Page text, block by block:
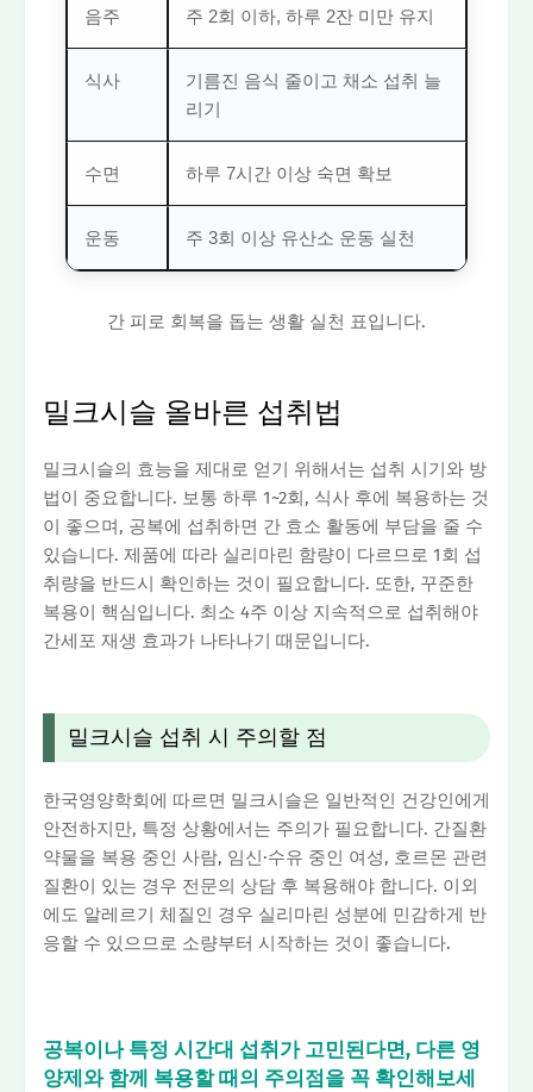
음주 주 2회 이하, 하루 2잔 미만 유지
식사
기름진 음식 줄이고 채소 섭취 늘
리기
수면 하루 7시간 이상 숙면 확보
운동 주 3회 이상 유산소 운동 실천
간 피로 회복을 돕는 생활 실천 표입니다.
밀크시슬 올바른 섭취법
밀크시슬의 효능을 제대로 얻기 위해서는 섭취 시기와 방
법이 중요합니다. 보통 하루 1~2회, 식사 후에 복용하는 것
이 좋으며, 공복에 섭취하면 간 효소 활동에 부담을 줄 수
있습니다. 제품에 따라 실리마린 함량이 다르므로 1회 섭
취량을 반드시 확인하는 것이 필요합니다. 또한, 꾸준한
복용이 핵심입니다. 최소 4주 이상 지속적으로 섭취해야
간세포 재생 효과가 나타나기 때문입니다.
밀크시슬 섭취 시 주의할 점
한국영양학회에 따르면 밀크시슬은 일반적인 건강인에게
안전하지만, 특정 상황에서는 주의가 필요합니다. 간질환
약물을 복용 중인 사람, 임신·수유 중인 여성, 호르몬 관련
질환이 있는 경우 전문의 상담 후 복용해야 합니다. 이외
에도 알레르기 체질인 경우 실리마린 성분에 민감하게 반
응할 수 있으므로 소량부터 시작하는 것이 좋습니다.
공복이나 특정 시간대 섭취가 고민된다면, 다른 영
양제와 함께 복용할 때의 주의점을 꼭 확인해보세